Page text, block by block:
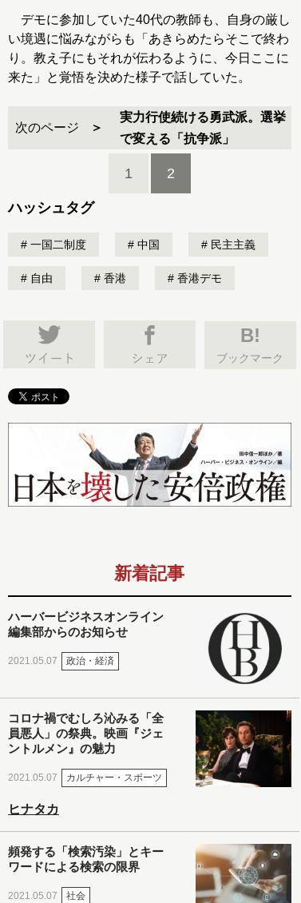
デモに参加していた40代の教師も、自身の厳し
い境遇に悩みながらも「あきらめたらそこで終わ
り。教え子にもそれが伝わるように、今日ここに
来た」と覚悟を決めた様子で話していた。
次のページ
実力行使続ける勇武派。選挙
で変える「抗争派」
1 2
ハッシュタグ
一国二制度 中国 民主主義
自由 香港 香港デモ
B!
ブックマーク
新着記事
ハーバービジネスオンライン
編集部からのお知らせ
2021.05.07 政治・経済
コロナ禍でむしろ沁みる「全
員悪人」の祭典。映画『ジェ
ントルメン』の魅力
2021.05.07 カルチャー・スポーツ
ヒナタカ
頻発する「検索汚染」とキー
ワードによる検索の限界
2021.05.07 社会